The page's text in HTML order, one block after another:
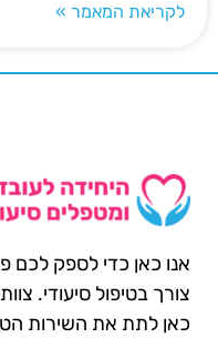
לקריאת המאמר »
אנו כאן כדי לספק לכם
צורך בטיפול סיעודי.
כאן לתת את השירות